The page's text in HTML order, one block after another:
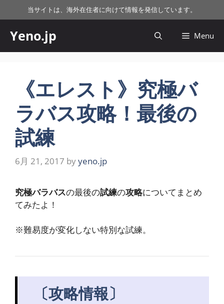
ン
ツ
当サイトは、海外在住者に向けて情報を発信しています。
Yeno.jp Menu
《エレスト》究極バ
ラバス攻略！最後の
試練
6月 21, 2017 byyeno.jp
究極バラバスの最後の試練の攻略についてまとめ
てみたよ！
※難易度が変化しない特別な試練。
〔攻略情報〕